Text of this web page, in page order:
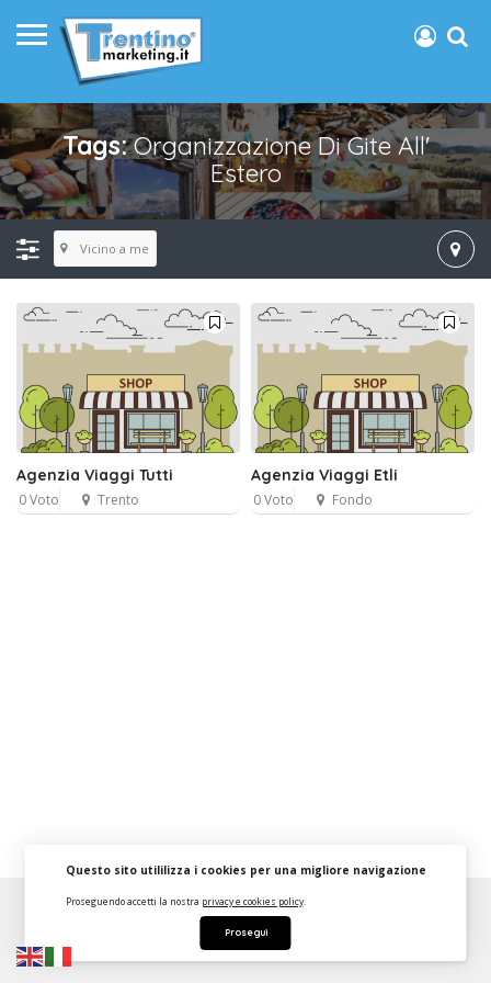
Tags:Organizzazione Di Gite All'
Estero
Vicino a me
Agenzia Viaggi Tutti
0 Voto Trento
Agenzia Viaggi Etli
0 Voto Fondo
FAQ Strumenti Dashboard
Questo sito utililizza i cookies per una migliore navigazione
Proseguendo accetti la nostra privacy e cookies policy.
Prosegui